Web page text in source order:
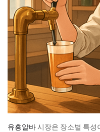
유흥알바시장은 장소별 특성